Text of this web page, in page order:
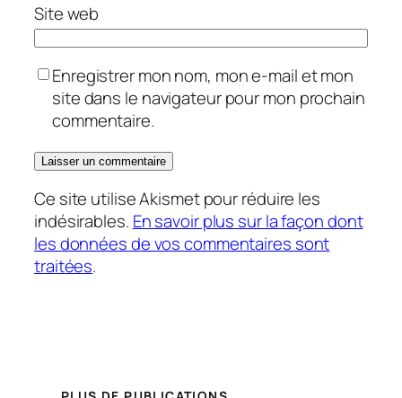
Site web
Enregistrer mon nom, mon e-mail et mon
site dans le navigateur pour mon prochain
commentaire.
Ce site utilise Akismet pour réduire les
indésirables. En savoir plus sur la façon dont
les données de vos commentaires sont
traitées.